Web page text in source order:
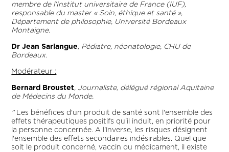
membre de l'Institut universitaire de France (IUF),
responsable du master « Soin, éthique et santé »,
Département de philosophie, Université Bordeaux
Montaigne.
Dr Jean Sarlangue, Pédiatre, néonatologie, CHU de
Bordeaux.
Modérateur :
Bernard Broustet, Journaliste, délégué régional Aquitaine
de Médecins du Monde.
" Les bénéfices d'un produit de santé sont l'ensemble des
effets thérapeutiques positifs qu'il induit, en priorité pour
la personne concernée. A l'inverse, les risques désignent
l'ensemble des effets secondaires indésirables. Quel que
soit le produit concerné, vaccin ou médicament, il existe